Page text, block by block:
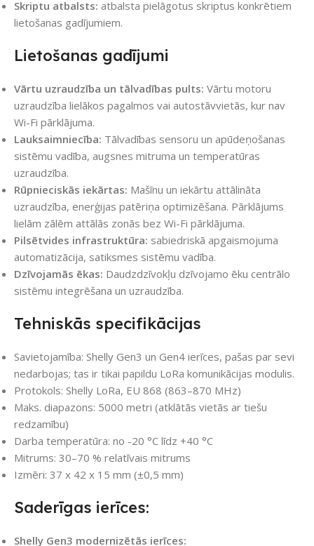
Skriptu atbalsts: atbalsta pielāgotus skriptus konkrētiem
lietošanas gadījumiem.
Lietošanas gadījumi
Vārtu uzraudzība un tālvadības pults: Vārtu motoru
uzraudzība lielākos pagalmos vai autostāvvietās, kur nav
Wi-Fi pārklājuma.
Lauksaimniecība: Tālvadības sensoru un apūdeņošanas
sistēmu vadība, augsnes mitruma un temperatūras
uzraudzība.
Rūpnieciskās iekārtas: Mašīnu un iekārtu attālināta
uzraudzība, enerģijas patēriņa optimizēšana. Pārklājums
lielām zālēm attālās zonās bez Wi-Fi pārklājuma.
Pilsētvides infrastruktūra: sabiedriskā apgaismojuma
automatizācija, satiksmes sistēmu vadība.
Dzīvojamās ēkas: Daudzdzīvokļu dzīvojamo ēku centrālo
sistēmu integrēšana un uzraudzība.
Tehniskās specifikācijas
Savietojamība: Shelly Gen3 un Gen4 ierīces, pašas par sevi
nedarbojas; tas ir tikai papildu LoRa komunikācijas modulis.
Protokols: Shelly LoRa, EU 868 (863–870 MHz)
Maks. diapazons: 5000 metri (atklātās vietās ar tiešu
redzamību)
Darba temperatūra: no -20 °C līdz +40 °C
Mitrums: 30–70 % relatīvais mitrums
Izmēri: 37 x 42 x 15 mm (±0,5 mm)
Saderīgas ierīces:
Shelly Gen3 modernizētās ierīces: